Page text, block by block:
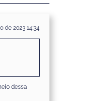
de 2023 14:34
dessa